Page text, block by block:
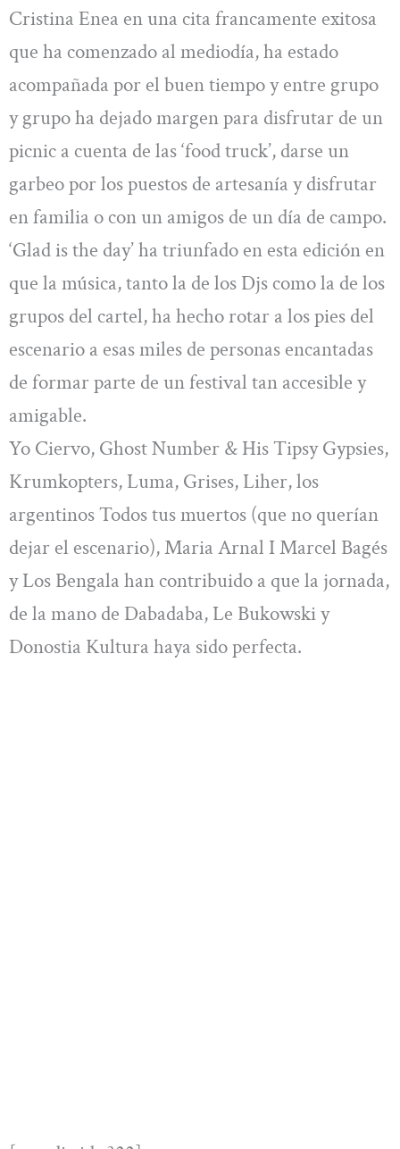
Cristina Enea en una cita francamente exitosa
que ha comenzado al mediodía, ha estado
acompañada por el buen tiempo y entre grupo
y grupo ha dejado margen para disfrutar de un
picnic a cuenta de las ‘food truck’, darse un
garbeo por los puestos de artesanía y disfrutar
en familia o con un amigos de un día de campo.
‘Glad is the day’ ha triunfado en esta edición en
que la música, tanto la de los Djs como la de los
grupos del cartel, ha hecho rotar a los pies del
escenario a esas miles de personas encantadas
de formar parte de un festival tan accesible y
amigable.
Yo Ciervo, Ghost Number & His Tipsy Gypsies,
Krumkopters, Luma, Grises, Liher, los
argentinos Todos tus muertos (que no querían
dejar el escenario), Maria Arnal I Marcel Bagés
y Los Bengala han contribuido a que la jornada,
de la mano de Dabadaba, Le Bukowski y
Donostia Kultura haya sido perfecta.